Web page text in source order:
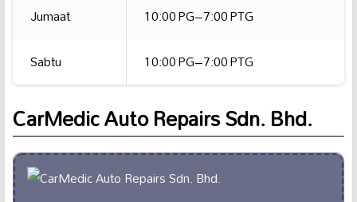
Jumaat
10:00 PG–7:00 PTG
Sabtu
10:00 PG–7:00 PTG
CarMedic Auto Repairs Sdn. Bhd.